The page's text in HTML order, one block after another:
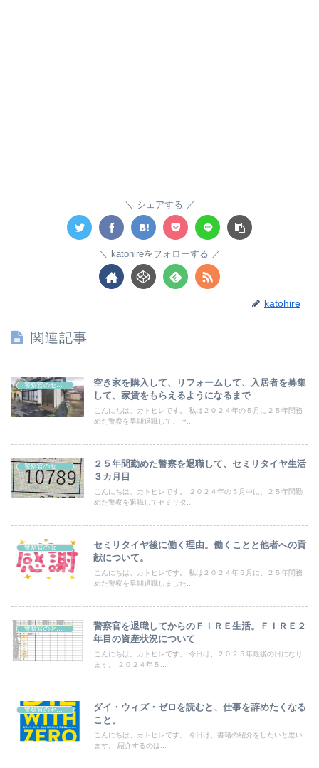
シェアする
katohireをフォローする
katohire
関連記事
警察官のセミリタイヤについて
空き家を購入して、リフォームして、入居者を募集
して、家賃をもらえるようになるまで
こんにちは、カトヒレです。 私は２０２４年の５月に２５年間務
めた警察を早期退職して、セ...
警察官のセミリタイヤについて
２５年間勤めた警察を退職して、セミリタイヤ生活
３カ月目
こんにちは、カトヒレです。 ２０２４年の５月中に、２５年間勤
めた警察を退職してセミリタ...
セミリタイヤ後に働く理由。働くことと他者への貢
献について。
こんにちは、カトヒレです。 私は２０２４年５月に、２５年間務
めた警察を早期退職しました...
警察官を退職してからのＦＩＲＥ生活。ＦＩＲＥ２
年目の資産状況について
こんにちは。カトヒレです。 今日は、２０２５年最後の日になり
ます。 ２０２４年５...
ダイ・ウィズ・ゼロを読むと、仕事を辞めたくなる
こと。
こんにちは、カトヒレです。 今日は、書籍の紹介をしたいと思い
ます。 紹介するのは...